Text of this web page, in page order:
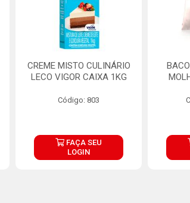
CREME MISTO CULINÁRIO
LECO VIGOR CAIXA 1KG
Código: 803
FAÇA SEU
LOGIN